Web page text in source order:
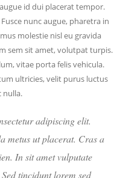
id dui placerat tempor.
nunc augue, pharetra in
molestie nisl eu gravida
sem sit amet, volutpat turpis.
vitae porta felis vehicula.
ultricies, velit purus luctus
nulla.
adipiscing elit.
metus ut placerat. Cras a
In sit amet vulputate
tincidunt lorem sed